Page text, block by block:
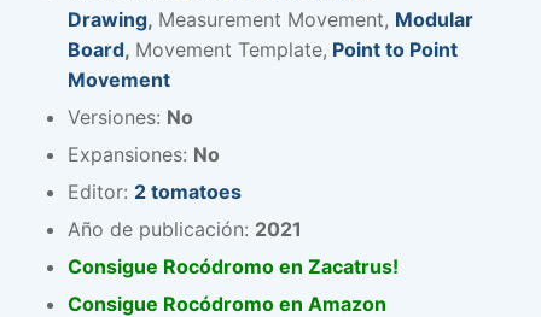
Drawing, Measurement Movement, Modular
Board, Movement Template, Point to Point
Movement
Versiones: No
Expansiones: No
Editor: 2 tomatoes
Año de publicación: 2021
Consigue Rocódromo en Zacatrus!
Consigue Rocódromo en Amazon